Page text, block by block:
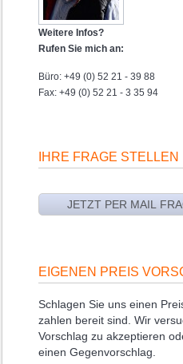
Weitere Infos?
Rufen Sie mich an:
Büro: +49 (0) 52 21 - 39 88
Fax: +49 (0) 52 21 - 3 35 94
IHRE FRAGE STELLEN
EIGENEN PREIS
Schlagen Sie uns einen
zahlen bereit sind. Wir
Vorschlag zu akzeptieren
einen Gegenvorschlag.